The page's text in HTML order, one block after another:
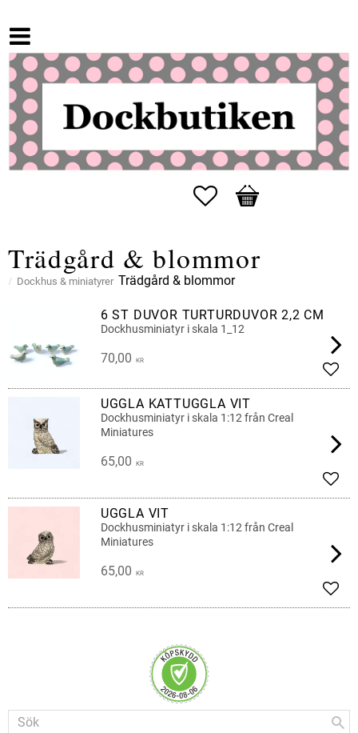
Favoriter
Kundvagn
Trädgård & blommor
Dockhus & miniatyrer Trädgård & blommor
6 ST DUVOR TURTURDUVOR 2,2 CM
Dockhusminiatyr i skala 1_12
70,00 KR
UGGLA KATTUGGLA VIT
Dockhusminiatyr i skala 1:12 från Creal
Miniatures
65,00 KR
UGGLA VIT
Dockhusminiatyr i skala 1:12 från Creal
Miniatures
65,00 KR